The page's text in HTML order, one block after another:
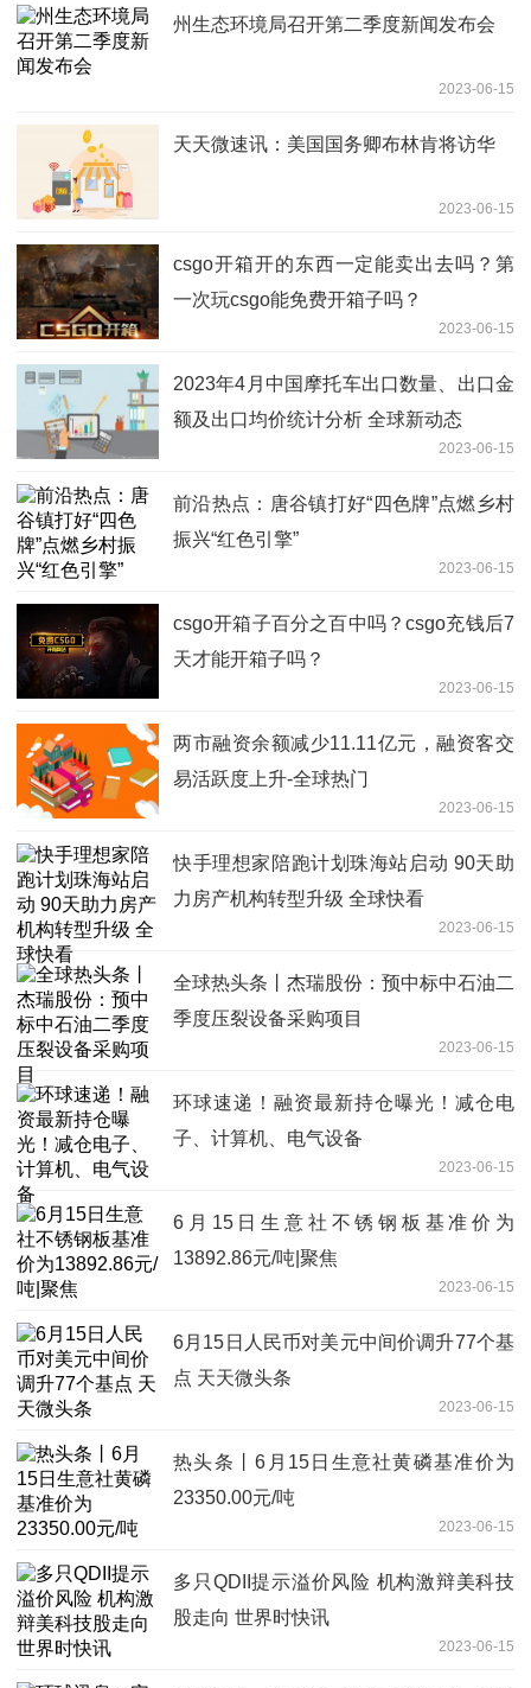
州生态环境局召开第二季度新闻发布会
2023-06-15
天天微速讯：美国国务卿布林肯将访华
2023-06-15
csgo开箱开的东西一定能卖出去吗？第
一次玩csgo能免费开箱子吗？
2023-06-15
2023年4月中国摩托车出口数量、出口金
额及出口均价统计分析 全球新动态
2023-06-15
前沿热点：唐谷镇打好“四色牌”点燃乡村
振兴“红色引擎”
2023-06-15
csgo开箱子百分之百中吗？csgo充钱后7
天才能开箱子吗？
2023-06-15
两市融资余额减少11.11亿元，融资客交
易活跃度上升-全球热门
2023-06-15
快手理想家陪跑计划珠海站启动 90天助
力房产机构转型升级 全球快看
2023-06-15
全球热头条丨杰瑞股份：预中标中石油二
季度压裂设备采购项目
2023-06-15
环球速递！融资最新持仓曝光！减仓电
子、计算机、电气设备
2023-06-15
6月15日生意社不锈钢板基准价为
13892.86元/吨|聚焦
2023-06-15
6月15日人民币对美元中间价调升77个基
点 天天微头条
2023-06-15
热头条丨6月15日生意社黄磷基准价为
23350.00元/吨
2023-06-15
多只QDII提示溢价风险 机构激辩美科技
股走向 世界时快讯
2023-06-15